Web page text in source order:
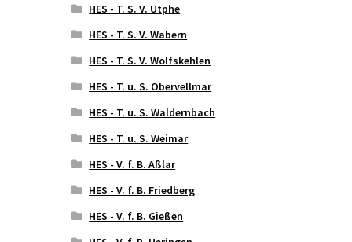
HES - T. S. V. Utphe
HES - T. S. V. Wabern
HES - T. S. V. Wolfskehlen
HES - T. u. S. Obervellmar
HES - T. u. S. Waldernbach
HES - T. u. S. Weimar
HES - V. f. B. Aßlar
HES - V. f. B. Friedberg
HES - V. f. B. Gießen